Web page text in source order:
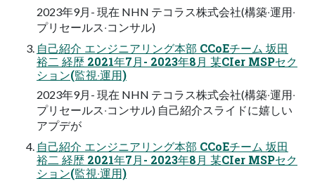
2023年9⽉- 現在 NHN テコラス株式会社(構築‧運⽤‧
プリセールス‧コンサル)
⾃⼰紹介 エンジニアリング本部 CCoEチーム 坂⽥
裕⼆ 経歴 2021年7⽉- 2023年8⽉ 某CIer MSPセク
ション(監視‧運⽤)
2023年9⽉- 現在 NHN テコラス株式会社(構築‧運⽤‧
プリセールス‧コンサル) ⾃⼰紹介スライドに嬉しい
アプデが
⾃⼰紹介 エンジニアリング本部 CCoEチーム 坂⽥
裕⼆ 経歴 2021年7⽉- 2023年8⽉ 某CIer MSPセク
ション(監視‧運⽤)